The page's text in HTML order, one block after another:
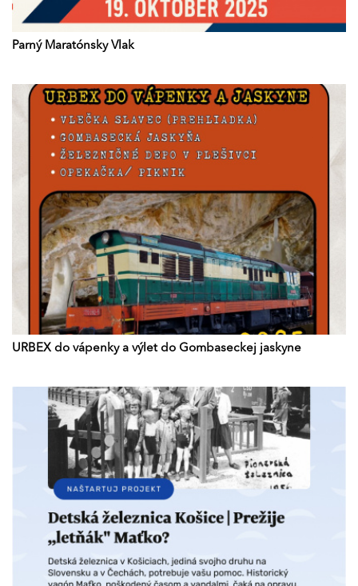
Parný Maratónsky Vlak
URBEX do vápenky a výlet do Gombaseckej jaskyne